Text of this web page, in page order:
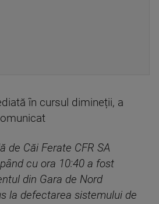
în cursul dimineții, a
de Căi Ferate CFR SA
cu ora 10:40 a fost
din Gara de Nord
la defectarea sistemului de